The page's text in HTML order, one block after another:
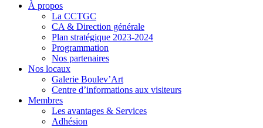
À propos
La CCTGC
CA & Direction générale
Plan stratégique 2023-2024
Programmation
Nos partenaires
Nos locaux
Galerie Boulev’Art
Centre d’informations aux visiteurs
Membres
Les avantages & Services
Adhésion